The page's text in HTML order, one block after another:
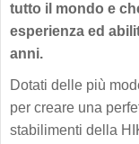
tutto il mondo e
esperienza ed
anni.
Dotati delle più
per creare una
stabilimenti della